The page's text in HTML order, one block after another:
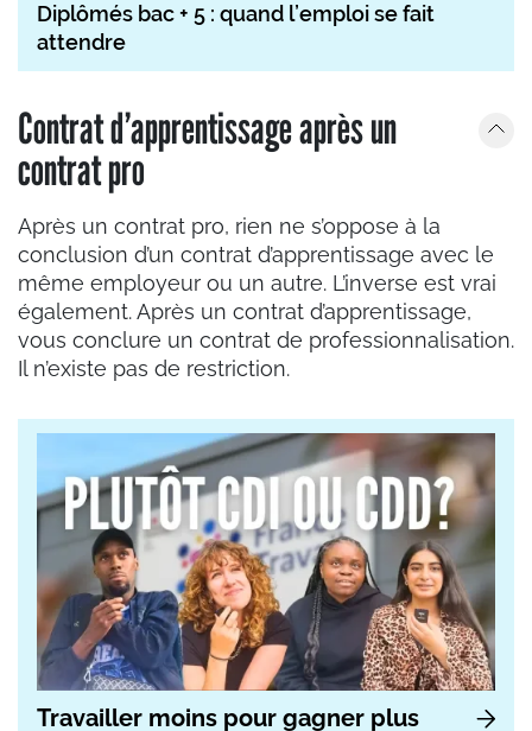
Diplômés bac + 5 : quand l’emploi se fait
attendre
Contrat d’apprentissage après un
contrat pro
Après un contrat pro, rien ne s’oppose à la
conclusion d’un contrat d’apprentissage avec le
même employeur ou un autre. L’inverse est vrai
également. Après un contrat d’apprentissage,
vous conclure un contrat de professionnalisation.
Il n’existe pas de restriction.
Travailler moins pour gagner plus